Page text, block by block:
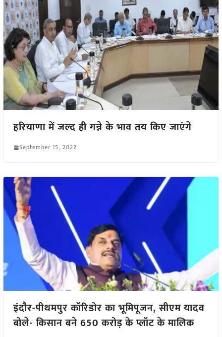
हरियाणा में जल्द ही गन्ने के भाव तय किए जाएंगे
September 15, 2022
इंदौर-पीथमपुर कॉरिडोर का भूमिपूजन, सीएम यादव
बोले- किसान बने 650 करोड़ के प्लॉट के मालिक